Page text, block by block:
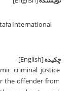
International
چکیده[English]
criminal justice
the offender from